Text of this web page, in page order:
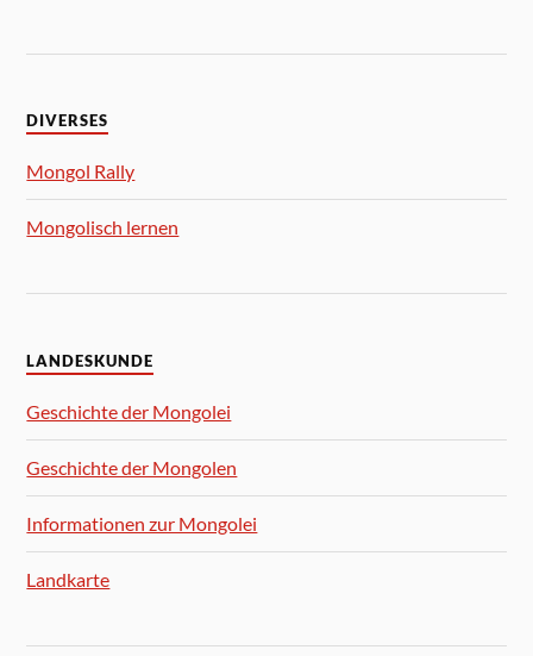
DIVERSES
Mongol Rally
Mongolisch lernen
LANDESKUNDE
Geschichte der Mongolei
Geschichte der Mongolen
Informationen zur Mongolei
Landkarte